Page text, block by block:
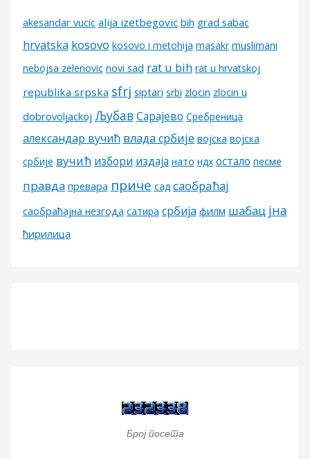
akesandar vucic alija izetbegovic bih grad sabac
hrvatska kosovo kosovo i metohija masakr muslimani
nebojsa zelenovic novi sad rat u bih rat u hrvatskoj
republika srpska sfrj siptari srbi zlocin zlocin u
dobrovoljackoj Љубав Сарајево Сребреница
александар вучић влада србије војска војска
србије вучић избори издаја нато ндх остало песме
правда превара приче сад саобраћај
саобраћајна незгода сатира србија филм шабац јна
ћирилица
Број посета